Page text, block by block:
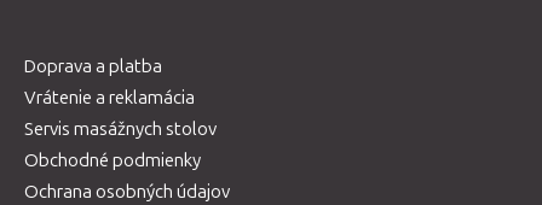
Doprava a platba
Vrátenie a reklamácia
Servis masážnych stolov
Obchodné podmienky
Ochrana osobných údajov